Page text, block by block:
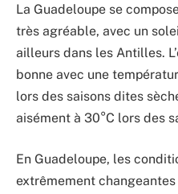
La Guadeloupe se
très agréable, avec un
ailleurs dans les Antilles.
bonne avec une
lors des saisons dites
aisément à 30°C lors des
En Guadeloupe, les
extrêmement